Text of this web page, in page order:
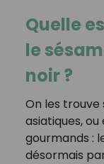
Quelle
le
noir ?
On les trouve
asiatiques,
gourmands :
désormais